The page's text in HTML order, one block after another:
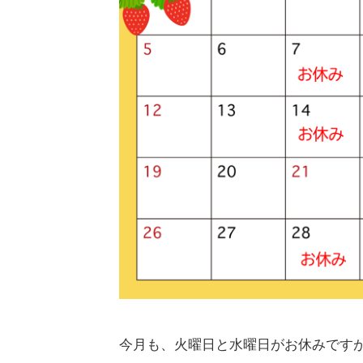
今月も、火曜日と水曜日がお休みです